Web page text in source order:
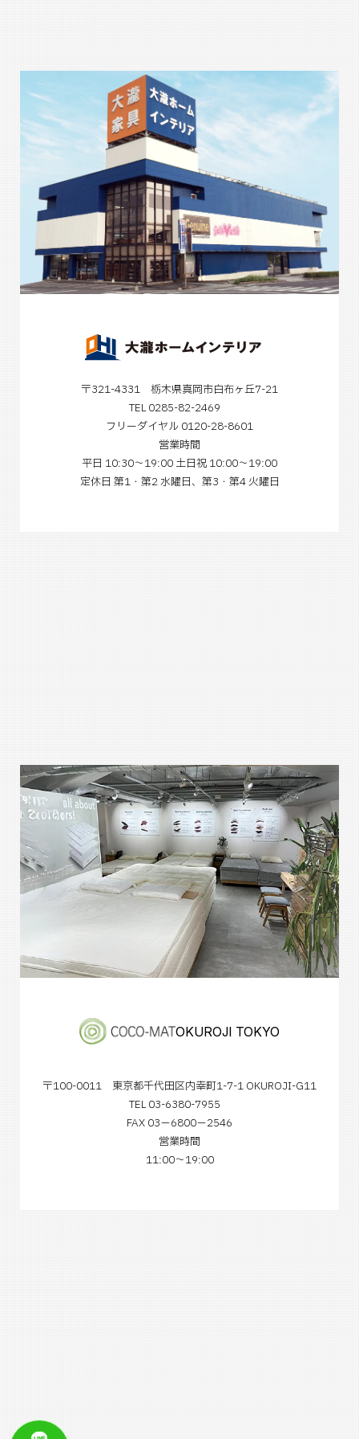
〒321-4331 栃木県真岡市白布ヶ丘7-21
TEL 0285-82-2469
フリーダイヤル 0120-28-8601
営業時間
平日 10:30～19:00 土日祝 10:00～19:00
定休日 第1・第2 水曜日、第3・第4 火曜日
OKUROJI TOKYO
〒100-0011 東京都千代田区内幸町1-7-1 OKUROJI-G11
TEL 03-6380-7955
FAX 03−6800−2546
営業時間
11:00～19:00